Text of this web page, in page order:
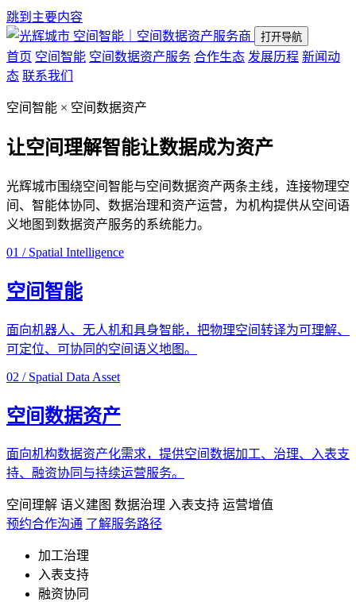
跳到主要内容
空间智能｜空间数据资产服务商
打开导航
首页 空间智能 空间数据资产服务 合作生态 发展历程 新闻动
态 联系我们
空间智能 × 空间数据资产
让空间理解智能让数据成为资产
光辉城市围绕空间智能与空间数据资产两条主线，连接物理空
间、智能体协同、数据治理和资产运营，为机构提供从空间语
义地图到数据资产服务的系统能力。
01 / Spatial Intelligence
空间智能
面向机器人、无人机和具身智能，把物理空间转译为可理解、
可定位、可协同的空间语义地图。
02 / Spatial Data Asset
空间数据资产
面向机构数据资产化需求，提供空间数据加工、治理、入表支
持、融资协同与持续运营服务。
空间理解 语义建图 数据治理 入表支持 运营增值
预约合作沟通 了解服务路径
加工治理
入表支持
融资协同